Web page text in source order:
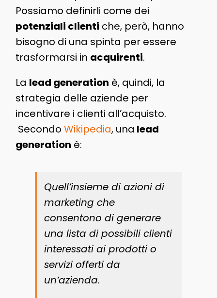
Possiamo definirli come dei
potenziali clienti che, però, hanno
bisogno di una spinta per essere
trasformarsi in acquirenti.
La lead generation è, quindi, la
strategia delle aziende per
incentivare i clienti all’acquisto.
Secondo Wikipedia, una lead
generation è:
Quell’insieme di azioni di
marketing che
consentono di generare
una lista di possibili clienti
interessati ai prodotti o
servizi offerti da
un’azienda.